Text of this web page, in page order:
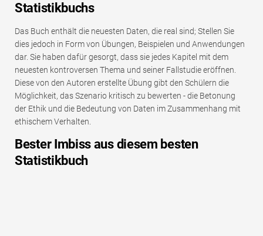
Statistikbuchs
Das Buch enthält die neuesten Daten, die real sind; Stellen Sie
dies jedoch in Form von Übungen, Beispielen und Anwendungen
dar. Sie haben dafür gesorgt, dass sie jedes Kapitel mit dem
neuesten kontroversen Thema und seiner Fallstudie eröffnen.
Diese von den Autoren erstellte Übung gibt den Schülern die
Möglichkeit, das Szenario kritisch zu bewerten - die Betonung
der Ethik und die Bedeutung von Daten im Zusammenhang mit
ethischem Verhalten.
Bester Imbiss aus diesem besten
Statistikbuch